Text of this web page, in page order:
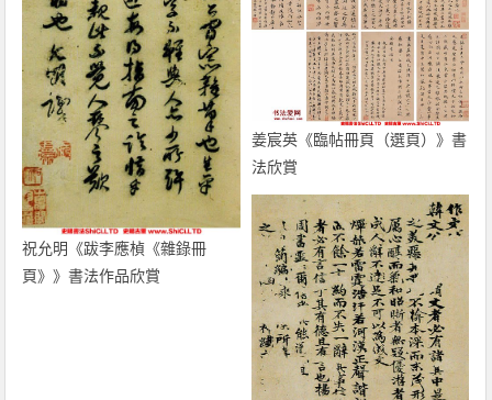
祝允明《跋李應楨《雜錄冊
頁》》書法作品欣賞
姜宸英《臨帖冊頁（選頁）》書
法欣賞